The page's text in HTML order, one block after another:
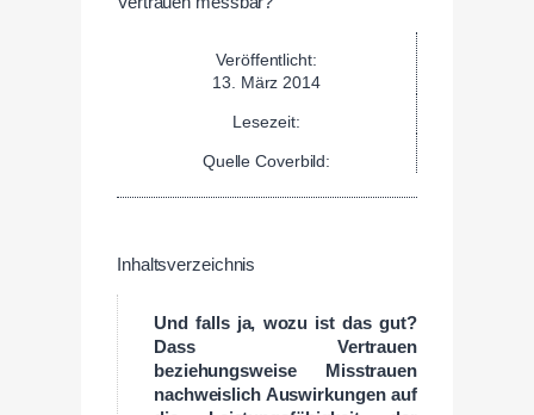
Veröffentlicht:
13. März 2014
Lesezeit:
Quelle Coverbild:
Inhaltsverzeichnis
Und falls ja, wozu ist das gut?
Dass Vertrauen
beziehungsweise Misstrauen
nachweislich Auswirkungen auf